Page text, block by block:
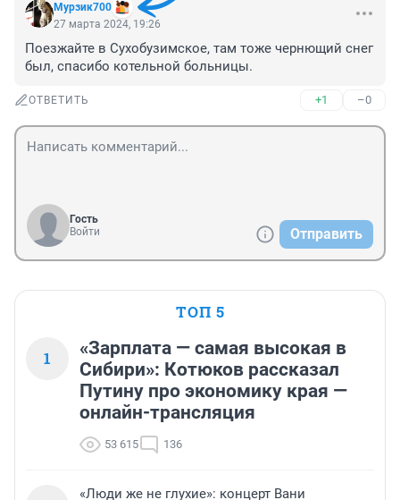
Мурзик700
27 марта 2024, 19:26
Поезжайте в Сухобузимское, там тоже чернющий снег
был, спасибо котельной больницы.
ОТВЕТИТЬ +1 –0
Гость
Войти
Отправить
ТОП 5
1
«Зарплата — самая высокая в
Сибири»: Котюков рассказал
Путину про экономику края —
онлайн-трансляция
53 615 136
«Люди же не глухие»: концерт Вани